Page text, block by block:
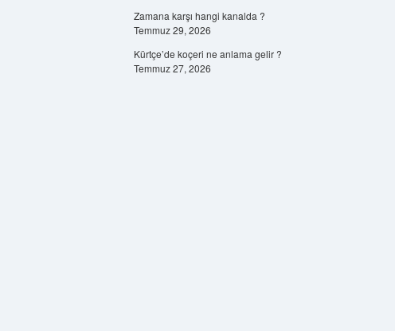
Zamana karşı hangi kanalda ?
Temmuz 29, 2026
Kürtçe’de koçeri ne anlama gelir ?
Temmuz 27, 2026